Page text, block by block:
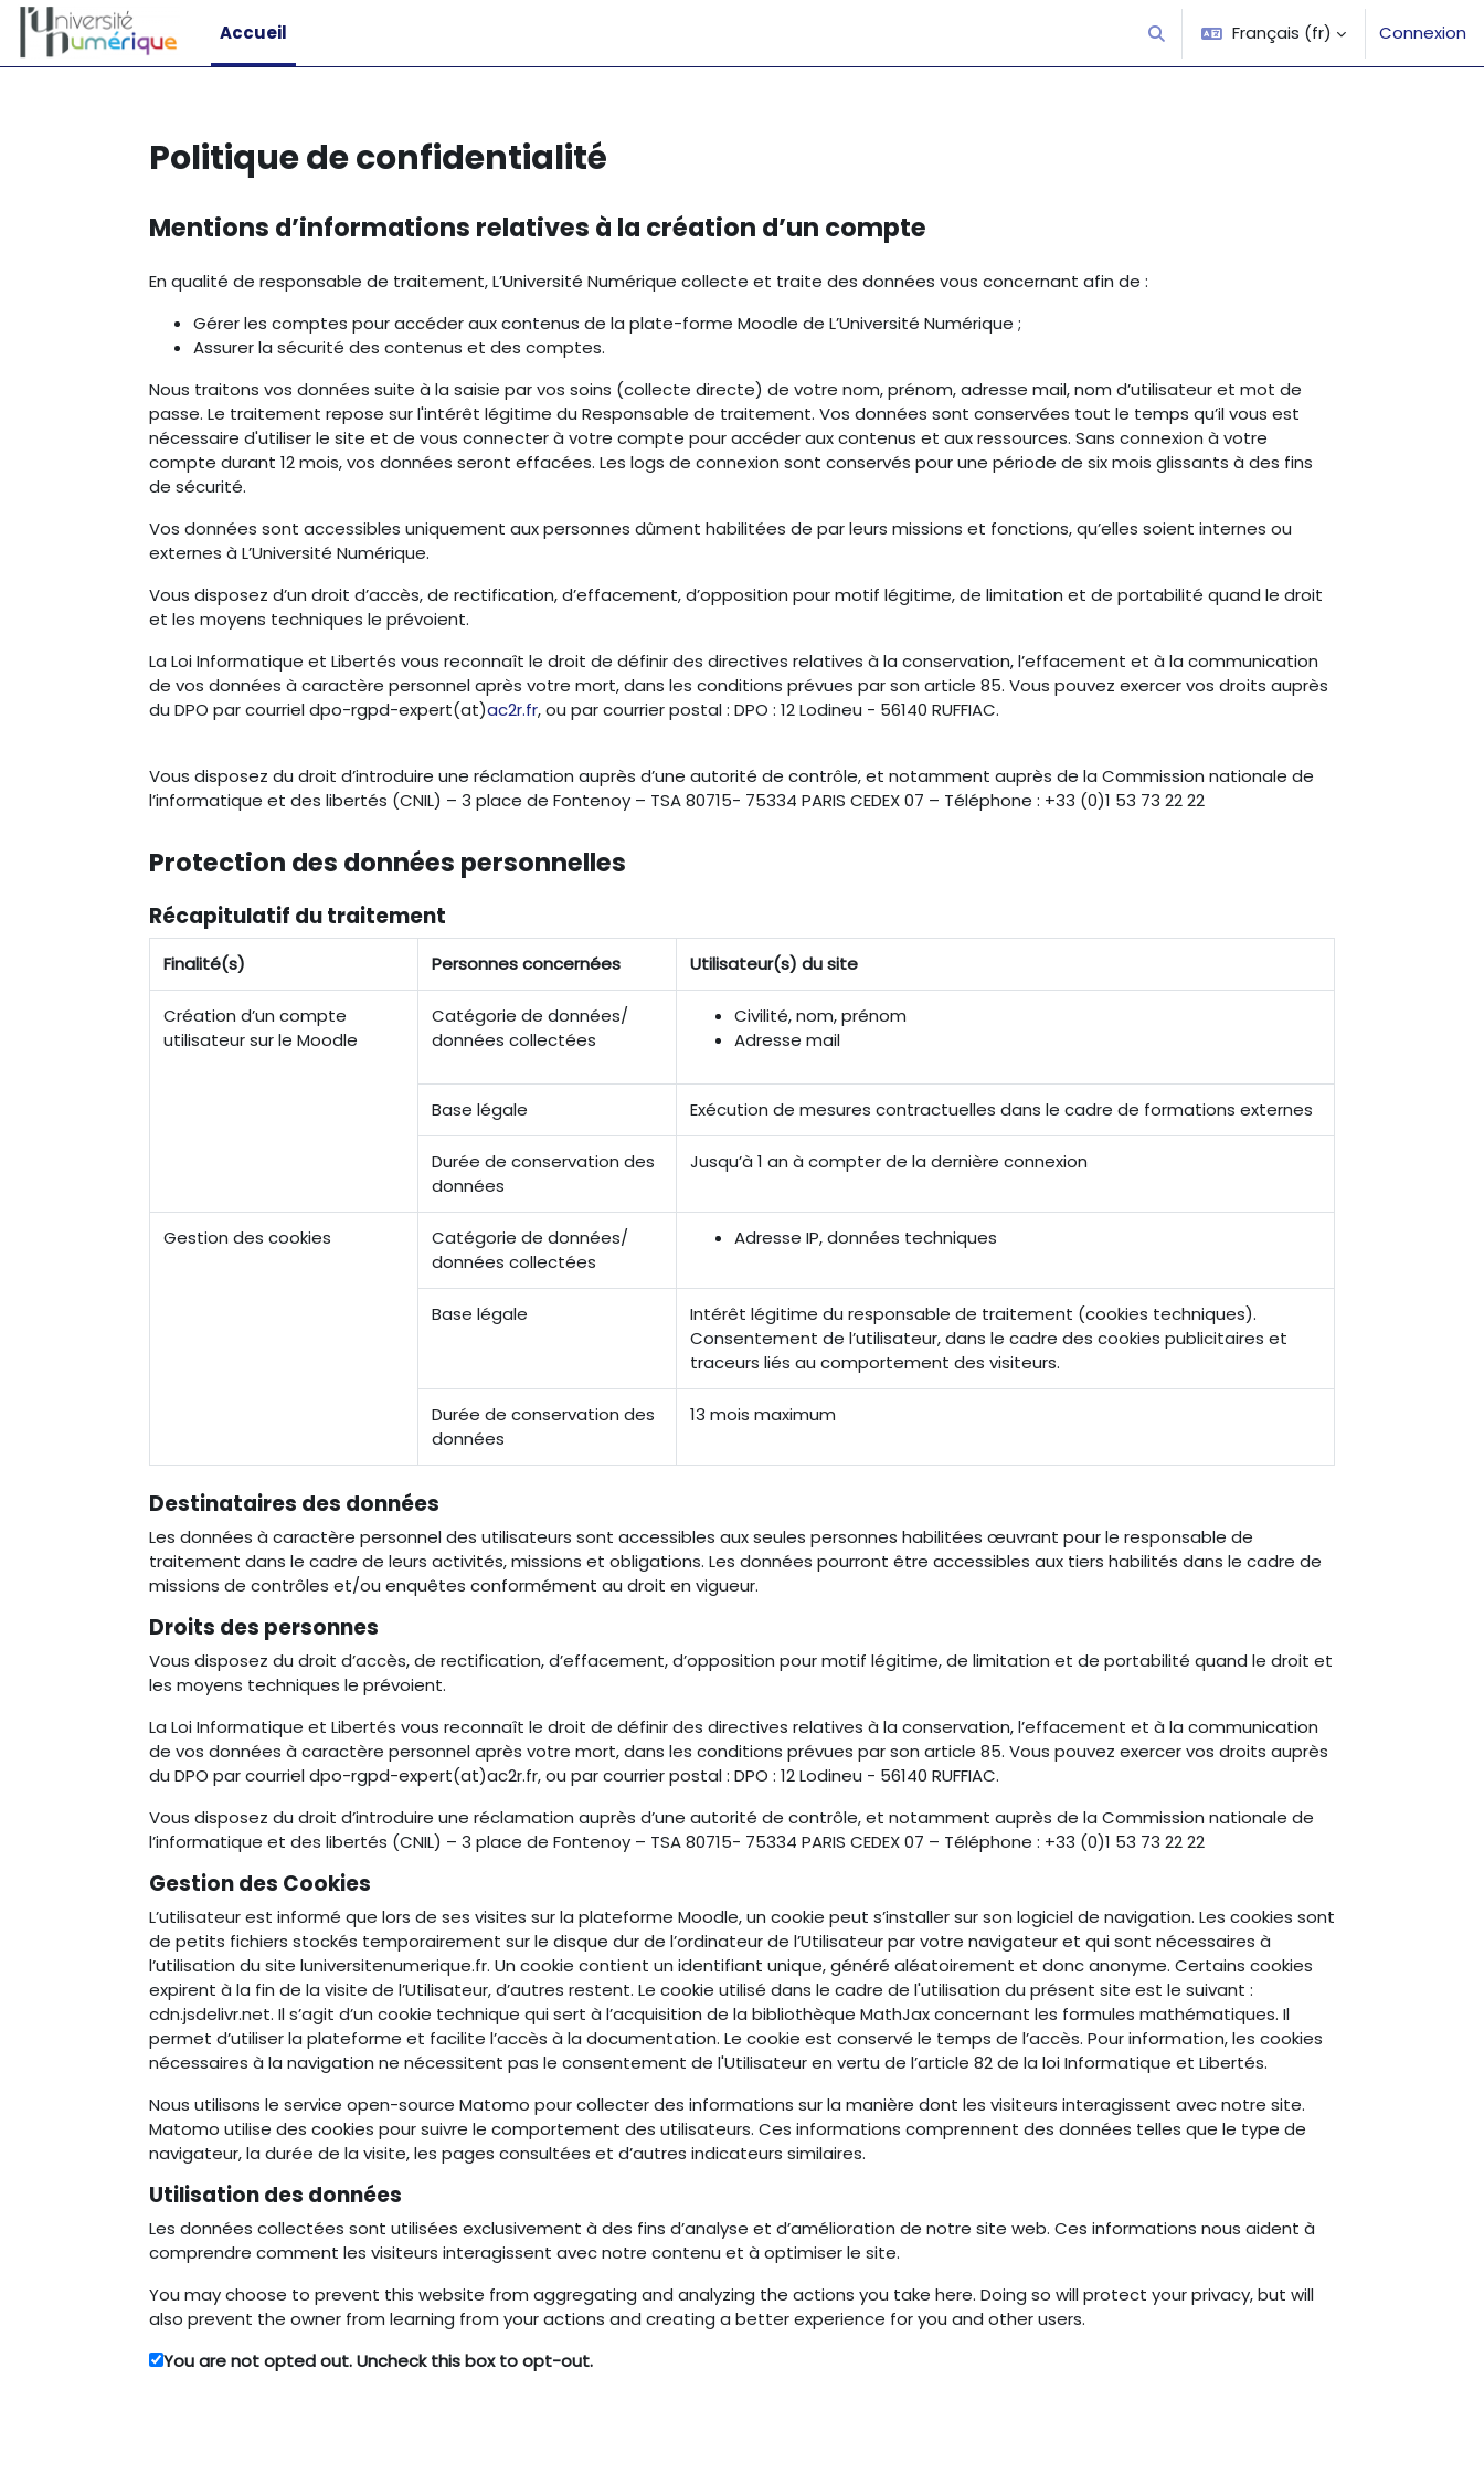
Passer au contenu principal
Accueil
Activer/désactiver la saisie de recherche
Français ‎(fr)‎ Connexion
Politique de confidentialité
Mentions d’informations relatives à la création d’un compte
En qualité de responsable de traitement, L’Université Numérique collecte et traite des données vous concernant afin de :
Gérer les comptes pour accéder aux contenus de la plate-forme Moodle de L’Université Numérique ;
Assurer la sécurité des contenus et des comptes.
Nous traitons vos données suite à la saisie par vos soins (collecte directe) de votre nom, prénom, adresse mail, nom d’utilisateur et mot de
passe. Le traitement repose sur l'intérêt légitime du Responsable de traitement. Vos données sont conservées tout le temps qu’il vous est
nécessaire d'utiliser le site et de vous connecter à votre compte pour accéder aux contenus et aux ressources. Sans connexion à votre
compte durant 12 mois, vos données seront effacées. Les logs de connexion sont conservés pour une période de six mois glissants à des fins
de sécurité.
Vos données sont accessibles uniquement aux personnes dûment habilitées de par leurs missions et fonctions, qu’elles soient internes ou
externes à L’Université Numérique.
Vous disposez d’un droit d’accès, de rectification, d’effacement, d’opposition pour motif légitime, de limitation et de portabilité quand le droit
et les moyens techniques le prévoient.
La Loi Informatique et Libertés vous reconnaît le droit de définir des directives relatives à la conservation, l’effacement et à la communication
de vos données à caractère personnel après votre mort, dans les conditions prévues par son article 85. Vous pouvez exercer vos droits auprès
du DPO par courriel dpo-rgpd-expert(at)ac2r.fr, ou par courrier postal : DPO : 12 Lodineu - 56140 RUFFIAC.
Vous disposez du droit d’introduire une réclamation auprès d’une autorité de contrôle, et notamment auprès de la Commission nationale de
l’informatique et des libertés (CNIL) – 3 place de Fontenoy – TSA 80715- 75334 PARIS CEDEX 07 – Téléphone : +33 (0)1 53 73 22 22
Protection des données personnelles
Récapitulatif du traitement
Finalité(s) Personnes concernées Utilisateur(s) du site
Création d’un compte
utilisateur sur le Moodle
Catégorie de données/
données collectées
Civilité, nom, prénom
Adresse mail
Base légale Exécution de mesures contractuelles dans le cadre de formations externes
Durée de conservation des
données
Jusqu’à 1 an à compter de la dernière connexion
Gestion des cookies
Catégorie de données/
données collectées
Adresse IP, données techniques
Base légale
Intérêt légitime du responsable de traitement (cookies techniques).
Consentement de l’utilisateur, dans le cadre des cookies publicitaires et
traceurs liés au comportement des visiteurs.
Durée de conservation des
données
13 mois maximum
Destinataires des données
Les données à caractère personnel des utilisateurs sont accessibles aux seules personnes habilitées œuvrant pour le responsable de
traitement dans le cadre de leurs activités, missions et obligations. Les données pourront être accessibles aux tiers habilités dans le cadre de
missions de contrôles et/ou enquêtes conformément au droit en vigueur.
Droits des personnes
Vous disposez du droit d’accès, de rectification, d’effacement, d’opposition pour motif légitime, de limitation et de portabilité quand le droit et
les moyens techniques le prévoient.
La Loi Informatique et Libertés vous reconnaît le droit de définir des directives relatives à la conservation, l’effacement et à la communication
de vos données à caractère personnel après votre mort, dans les conditions prévues par son article 85. Vous pouvez exercer vos droits auprès
du DPO par courriel dpo-rgpd-expert(at)ac2r.fr, ou par courrier postal : DPO : 12 Lodineu - 56140 RUFFIAC.
Vous disposez du droit d’introduire une réclamation auprès d’une autorité de contrôle, et notamment auprès de la Commission nationale de
l’informatique et des libertés (CNIL) – 3 place de Fontenoy – TSA 80715- 75334 PARIS CEDEX 07 – Téléphone : +33 (0)1 53 73 22 22
Gestion des Cookies
L’utilisateur est informé que lors de ses visites sur la plateforme Moodle, un cookie peut s’installer sur son logiciel de navigation. Les cookies sont
de petits fichiers stockés temporairement sur le disque dur de l’ordinateur de l’Utilisateur par votre navigateur et qui sont nécessaires à
l’utilisation du site luniversitenumerique.fr. Un cookie contient un identifiant unique, généré aléatoirement et donc anonyme. Certains cookies
expirent à la fin de la visite de l’Utilisateur, d’autres restent. Le cookie utilisé dans le cadre de l'utilisation du présent site est le suivant :
cdn.jsdelivr.net. Il s’agit d’un cookie technique qui sert à l’acquisition de la bibliothèque MathJax concernant les formules mathématiques. Il
permet d’utiliser la plateforme et facilite l’accès à la documentation. Le cookie est conservé le temps de l’accès. Pour information, les cookies
nécessaires à la navigation ne nécessitent pas le consentement de l'Utilisateur en vertu de l’article 82 de la loi Informatique et Libertés.
Nous utilisons le service open-source Matomo pour collecter des informations sur la manière dont les visiteurs interagissent avec notre site.
Matomo utilise des cookies pour suivre le comportement des utilisateurs. Ces informations comprennent des données telles que le type de
navigateur, la durée de la visite, les pages consultées et d’autres indicateurs similaires.
Utilisation des données
Les données collectées sont utilisées exclusivement à des fins d’analyse et d’amélioration de notre site web. Ces informations nous aident à
comprendre comment les visiteurs interagissent avec notre contenu et à optimiser le site.
You may choose to prevent this website from aggregating and analyzing the actions you take here. Doing so will protect your privacy, but will
also prevent the owner from learning from your actions and creating a better experience for you and other users.
You are not opted out. Uncheck this box to opt-out.